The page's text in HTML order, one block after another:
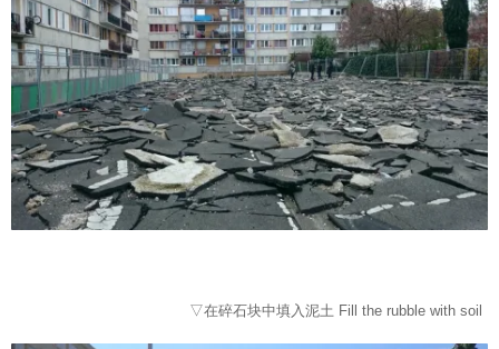
▽在碎石块中填入泥土 Fill the rubble with soil